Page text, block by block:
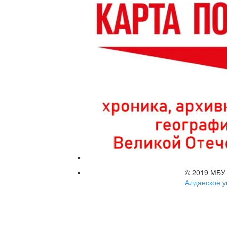
© 2019
Алданское